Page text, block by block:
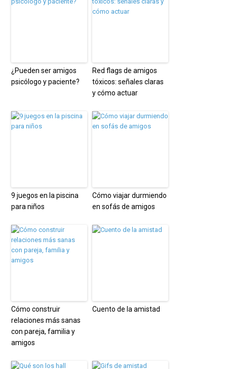
¿Pueden ser amigos
psicólogo y paciente?
Red flags de amigos
tóxicos: señales claras
y cómo actuar
9 juegos en la piscina
para niños
Cómo viajar durmiendo
en sofás de amigos
Cómo construir
relaciones más sanas
con pareja, familia y
amigos
Cuento de la amistad